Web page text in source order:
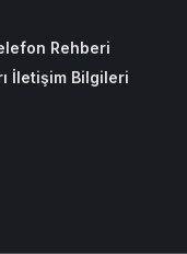
Rehberi
İletişim Bilgileri